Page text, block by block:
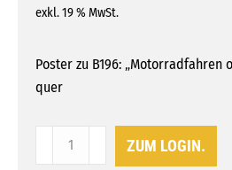
exkl. 19 % MwSt.
Poster zu B196: „Motorradfahren
quer
ZUM LOGIN.